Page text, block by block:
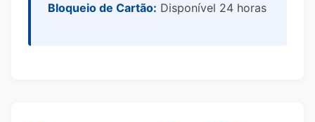
Bloqueio de Cartão: Disponível 24 horas